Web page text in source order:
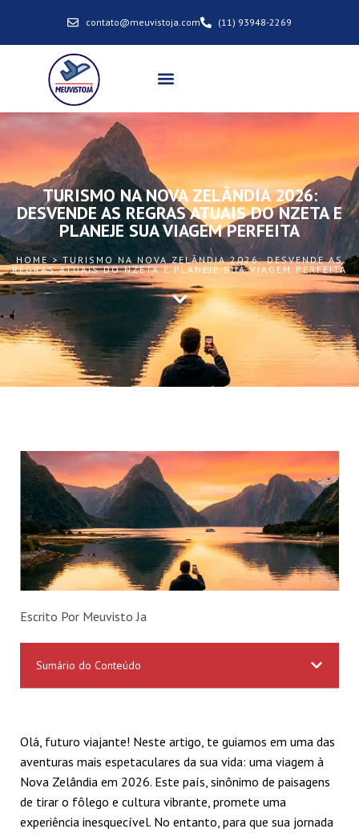
contato@meuvistoja.com (11) 93948-2269
TURISMO NA NOVA ZELÂNDIA 2026:
DESVENDE AS REGRAS ATUAIS DO NZETA E
PLANEJE SUA VIAGEM PERFEITA
HOME > TURISMO NA NOVA ZELÂNDIA 2026: DESVENDE AS
REGRAS ATUAIS DO NZETA E PLANEJE SUA VIAGEM PERFEITA
Escrito Por Meuvisto Ja
Sumário do Conteúdo
Olá, futuro viajante! Neste artigo, te guiamos em uma das
aventuras mais espetaculares da sua vida: uma viagem à
Nova Zelândia em 2026. Este país, sinônimo de paisagens
de tirar o fôlego e cultura vibrante, promete uma
experiência inesquecível. No entanto, para que sua jornada